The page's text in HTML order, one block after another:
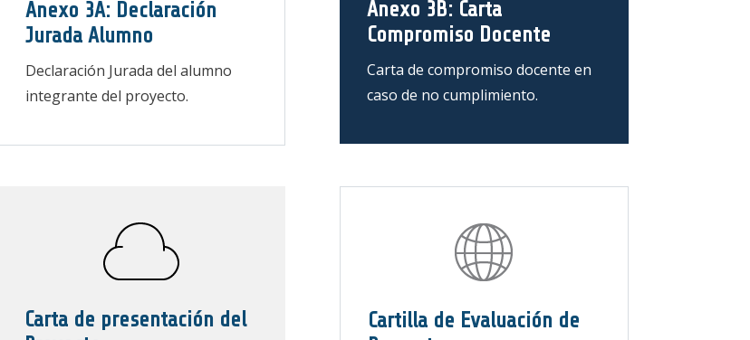
Anexo 3A: Declaración
Jurada Alumno
Declaración Jurada del alumno
integrante del proyecto.
Anexo 3B: Carta
Compromiso Docente
Carta de compromiso docente en
caso de no cumplimiento.
Carta de presentación del
Cartilla de Evaluación de